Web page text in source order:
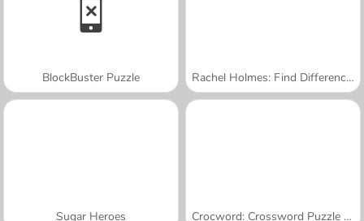
BlockBuster Puzzle Rachel Holmes: Find Differences
Sugar Heroes Crocword: Crossword Puzzle Game